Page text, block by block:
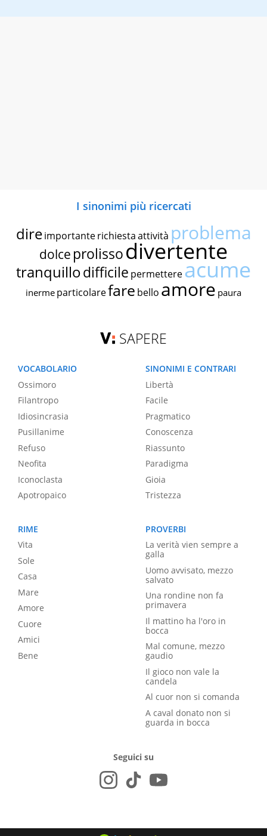
I sinonimi più ricercati
dire importante richiestaattività problema
dolce prolissodivertente
tranquillodifficile permettereacume
inerme particolarefare bello amore paura
SAPERE
VOCABOLARIO
Ossimoro
Filantropo
Idiosincrasia
Pusillanime
Refuso
Neofita
Iconoclasta
Apotropaico
SINONIMI E CONTRARI
Libertà
Facile
Pragmatico
Conoscenza
Riassunto
Paradigma
Gioia
Tristezza
RIME
Vita
Sole
Casa
Mare
Amore
Cuore
Amici
Bene
PROVERBI
La verità vien sempre a
galla
Uomo avvisato, mezzo
salvato
Una rondine non fa
primavera
Il mattino ha l'oro in
bocca
Mal comune, mezzo
gaudio
Il gioco non vale la
candela
Al cuor non si comanda
A caval donato non si
guarda in bocca
Seguici su